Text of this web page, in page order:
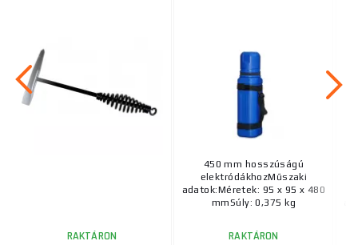
RAKTÁRON
450 mm hosszúságú
elektródákhozMűszaki
adatok:Méretek: 95 x 95 x 480
mmSúly: 0,375 kg
RAKTÁRON